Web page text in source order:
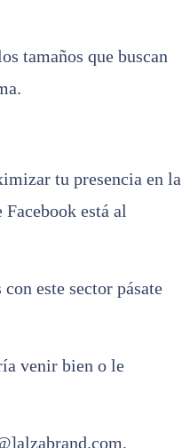
tamaños que buscan
tu presencia en la
está al
este sector pásate
venir bien o le